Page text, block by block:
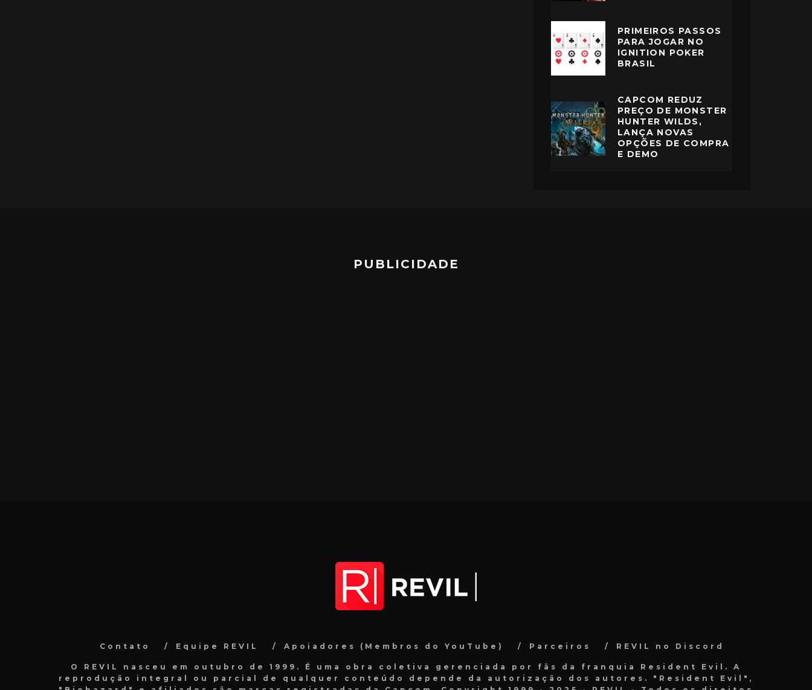
PRIMEIROS PASSOS
PARA JOGAR NO
IGNITION POKER
BRASIL
CAPCOM REDUZ
PREÇO DE MONSTER
HUNTER WILDS,
LANÇA NOVAS
OPÇÕES DE COMPRA
E DEMO
PUBLICIDADE
Contato Equipe REVIL Apoiadores (Membros do YouTube) Parceiros REVIL no Discord
O REVIL nasceu em outubro de 1999. É uma obra coletiva gerenciada por fãs da franquia Resident Evil. A
reprodução integral ou parcial de qualquer conteúdo depende da autorização dos autores. "Resident Evil",